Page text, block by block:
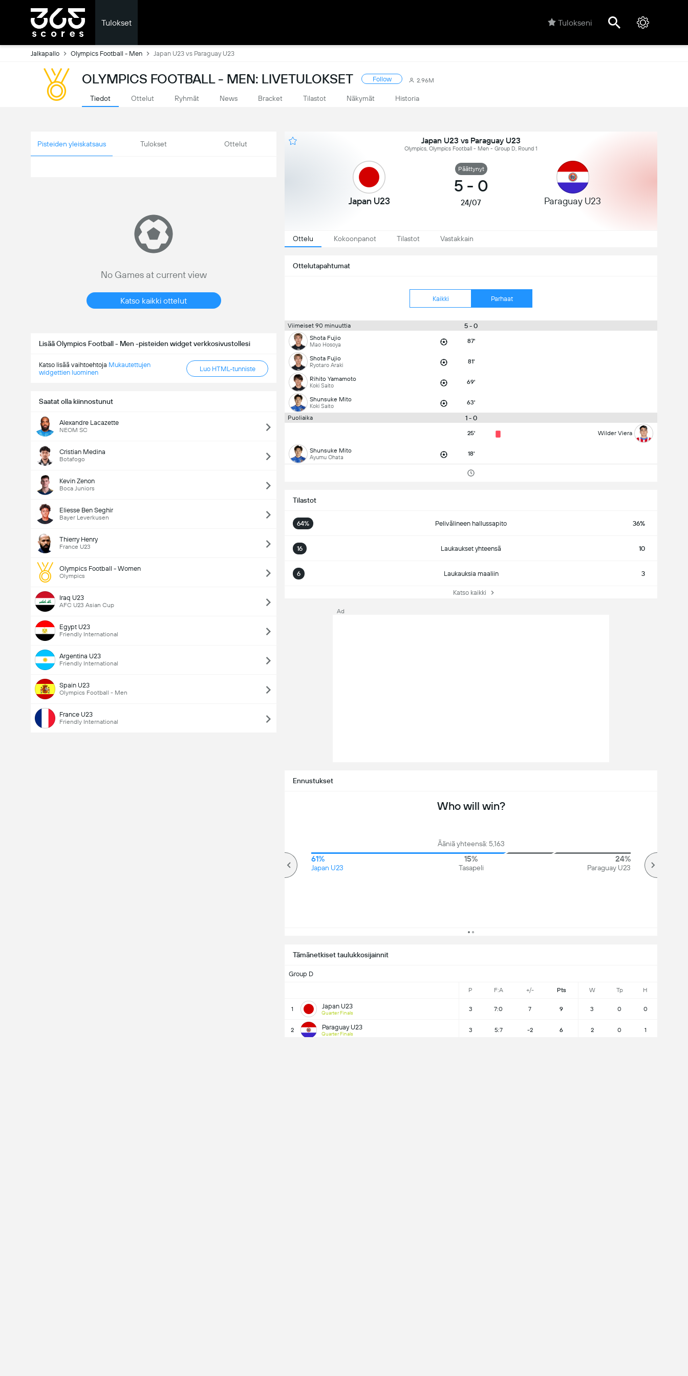
Tulokset Tulokseni
Jalkapallo Olympics Football - Men Japan U23 vs Paraguay U23
OLYMPICS FOOTBALL - MEN: LIVETULOKSET Follow 2.96M
Tiedot Ottelut Ryhmät News Bracket Tilastot Näkymät Historia
Pisteiden yleiskatsaus Tulokset Ottelut
No Games at current view
Katso kaikki ottelut
Lisää Olympics Football - Men -pisteiden widget verkkosivustollesi
Katso lisää vaihtoehtoja Mukautettujen
widgettien luominen
Luo HTML-tunniste
Saatat olla kiinnostunut
Alexandre Lacazette
NEOM SC
Cristian Medina
Botafogo
Kevin Zenon
Boca Juniors
Eliesse Ben Seghir
Bayer Leverkusen
Thierry Henry
France U23
Olympics Football - Women
Olympics
Iraq U23
AFC U23 Asian Cup
Egypt U23
Friendly International
Argentina U23
Friendly International
Spain U23
Olympics Football - Men
France U23
Friendly International
Japan U23 vs Paraguay U23
Olympics, Olympics Football - Men - Group D, Round 1
Japan U23
Päättynyt
5 - 0
24/07 Paraguay U23
Ottelu Kokoonpanot Tilastot Vastakkain
Ottelutapahtumat
Kaikki Parhaat
Viimeiset 90 minuuttia 5 - 0
Shota Fujio
Mao Hosoya 87'
Shota Fujio
Ryotaro Araki 81'
Rihito Yamamoto
Koki Saito 69'
Shunsuke Mito
Koki Saito 63'
Puoliaika 1 - 0
25' Wilder Viera
Shunsuke Mito
Ayumu Ohata 18'
Tilastot
64% Pelivälineen hallussapito 36%
16 Laukaukset yhteensä 10
6 Laukauksia maaliin 3
Katso kaikki
Tämänetkiset taulukkosijainnit
Group D
P F:A +/- Pts W Tp H
1 Japan U23
Quarter Finals
3 7:0 7 9 3 0 0
2 Paraguay U23
Quarter Finals
3 5:7 -2 6 2 0 1
Ennustukset
Who will win?
Ääniä yhteensä: 5,163
61%
Japan U23
15%
Tasapeli
24%
Paraguay U23
Ad